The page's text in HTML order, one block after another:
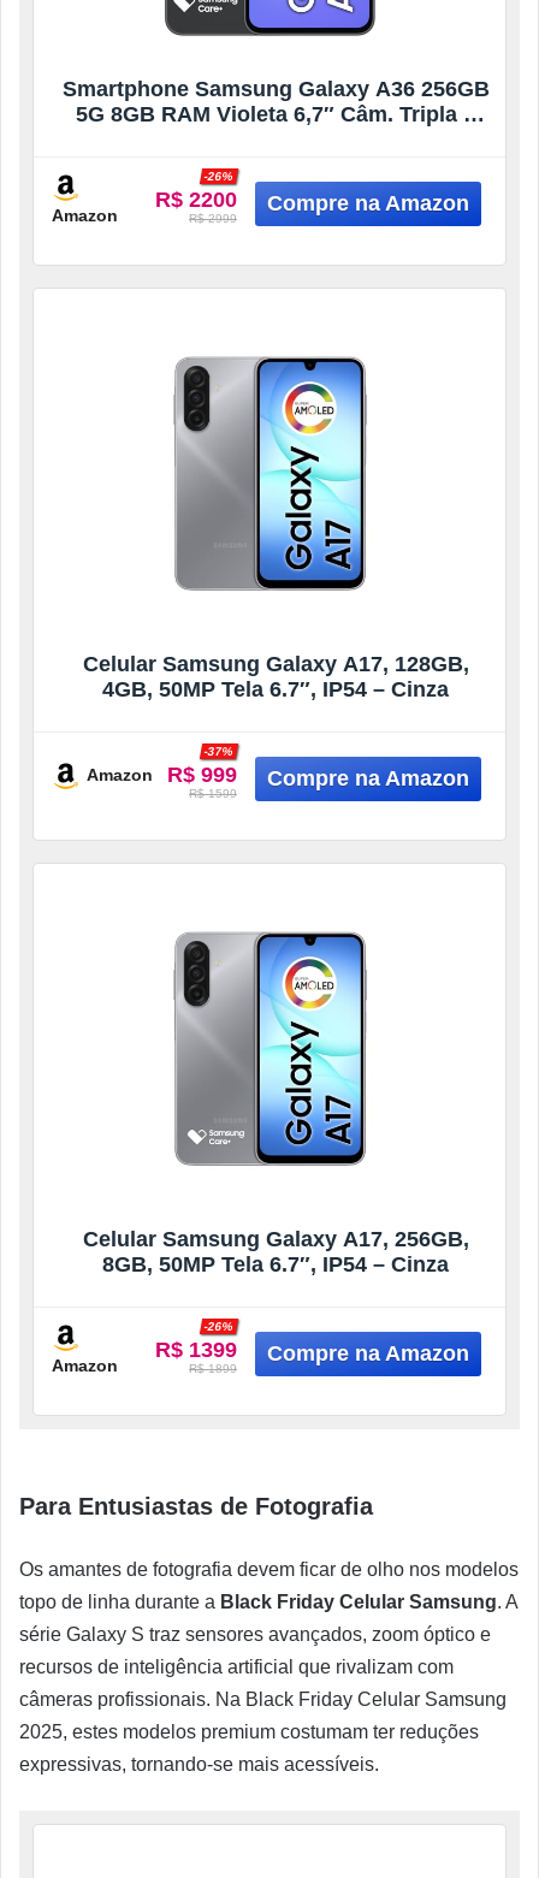
Smartphone Samsung Galaxy A36 256GB
5G 8GB RAM Violeta 6,7″ Câm. Tripla +
Amazon
R$ 2200
-26%
R$ 2999
Celular Samsung Galaxy A17, 128GB,
4GB, 50MP Tela 6.7″, IP54 – Cinza
Amazon R$ 999
-37%
R$ 1599
Celular Samsung Galaxy A17, 256GB,
8GB, 50MP Tela 6.7″, IP54 – Cinza
Amazon
R$ 1399
-26%
R$ 1899
Para Entusiastas de Fotografia
Os amantes de fotografia devem ficar de olho nos modelos
topo de linha durante a Black Friday Celular Samsung. A
série Galaxy S traz sensores avançados, zoom óptico e
recursos de inteligência artificial que rivalizam com
câmeras profissionais. Na Black Friday Celular Samsung
2025, estes modelos premium costumam ter reduções
expressivas, tornando-se mais acessíveis.